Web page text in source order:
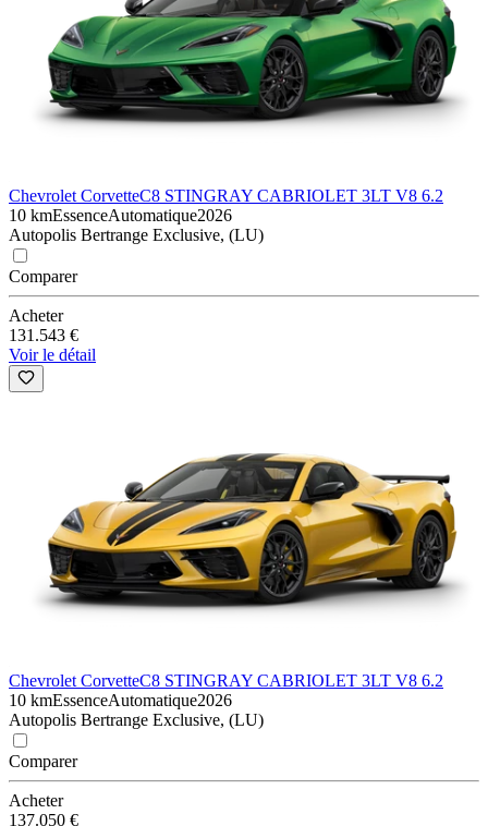
Chevrolet CorvetteC8 STINGRAY CABRIOLET 3LT V8 6.2
10 kmEssenceAutomatique2026
Autopolis Bertrange Exclusive, (LU)
Comparer
Acheter
131.543 €
Voir le détail
Chevrolet CorvetteC8 STINGRAY CABRIOLET 3LT V8 6.2
10 kmEssenceAutomatique2026
Autopolis Bertrange Exclusive, (LU)
Comparer
Acheter
137.050 €